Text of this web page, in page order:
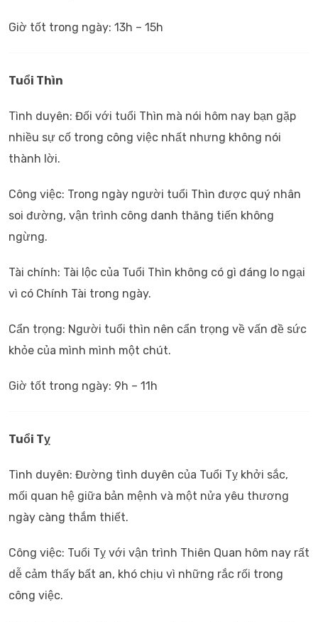
Giờ tốt trong ngày: 13h – 15h
Tuổi Thìn
Tình duyên: Đối với tuổi Thìn mà nói hôm nay bạn gặp
nhiều sự cố trong công việc nhất nhưng không nói
thành lời.
Công việc: Trong ngày người tuổi Thìn được quý nhân
soi đường, vận trình công danh thăng tiến không
ngừng.
Tài chính: Tài lộc của Tuổi Thìn không có gì đáng lo ngại
vì có Chính Tài trong ngày.
Cẩn trọng: Người tuổi thìn nên cẩn trọng về vấn đề sức
khỏe của mình mình một chút.
Giờ tốt trong ngày: 9h – 11h
Tuổi Tỵ
Tình duyên: Đường tình duyên của Tuổi Tỵ khởi sắc,
mối quan hệ giữa bản mệnh và một nửa yêu thương
ngày càng thắm thiết.
Công việc: Tuổi Tỵ với vận trình Thiên Quan hôm nay rất
dễ cảm thấy bất an, khó chịu vì những rắc rối trong
công việc.